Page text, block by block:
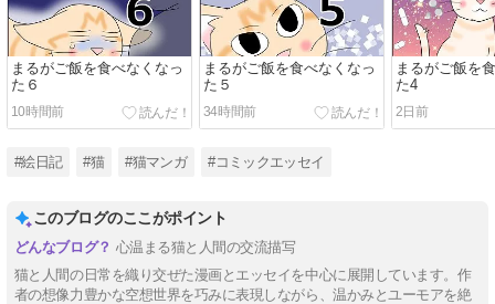
まるがご飯を食べなくなっ
た６
10時間前
まるがご飯を食べなくなっ
た５
34時間前
まるがご飯を
た4
2日前
#絵日記 #猫 #猫マンガ #コミックエッセイ
このブログのここがポイント
心温まる猫と人間の交流描写
猫と人間の日常を織り交ぜた漫画とエッセイを中心に展開しています。作
者の想像力豊かな空想世界を巧みに表現しながら、温かみとユーモアを絶